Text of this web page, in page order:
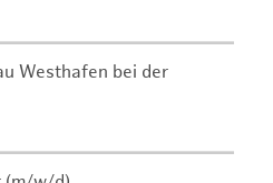
Westhafen bei der